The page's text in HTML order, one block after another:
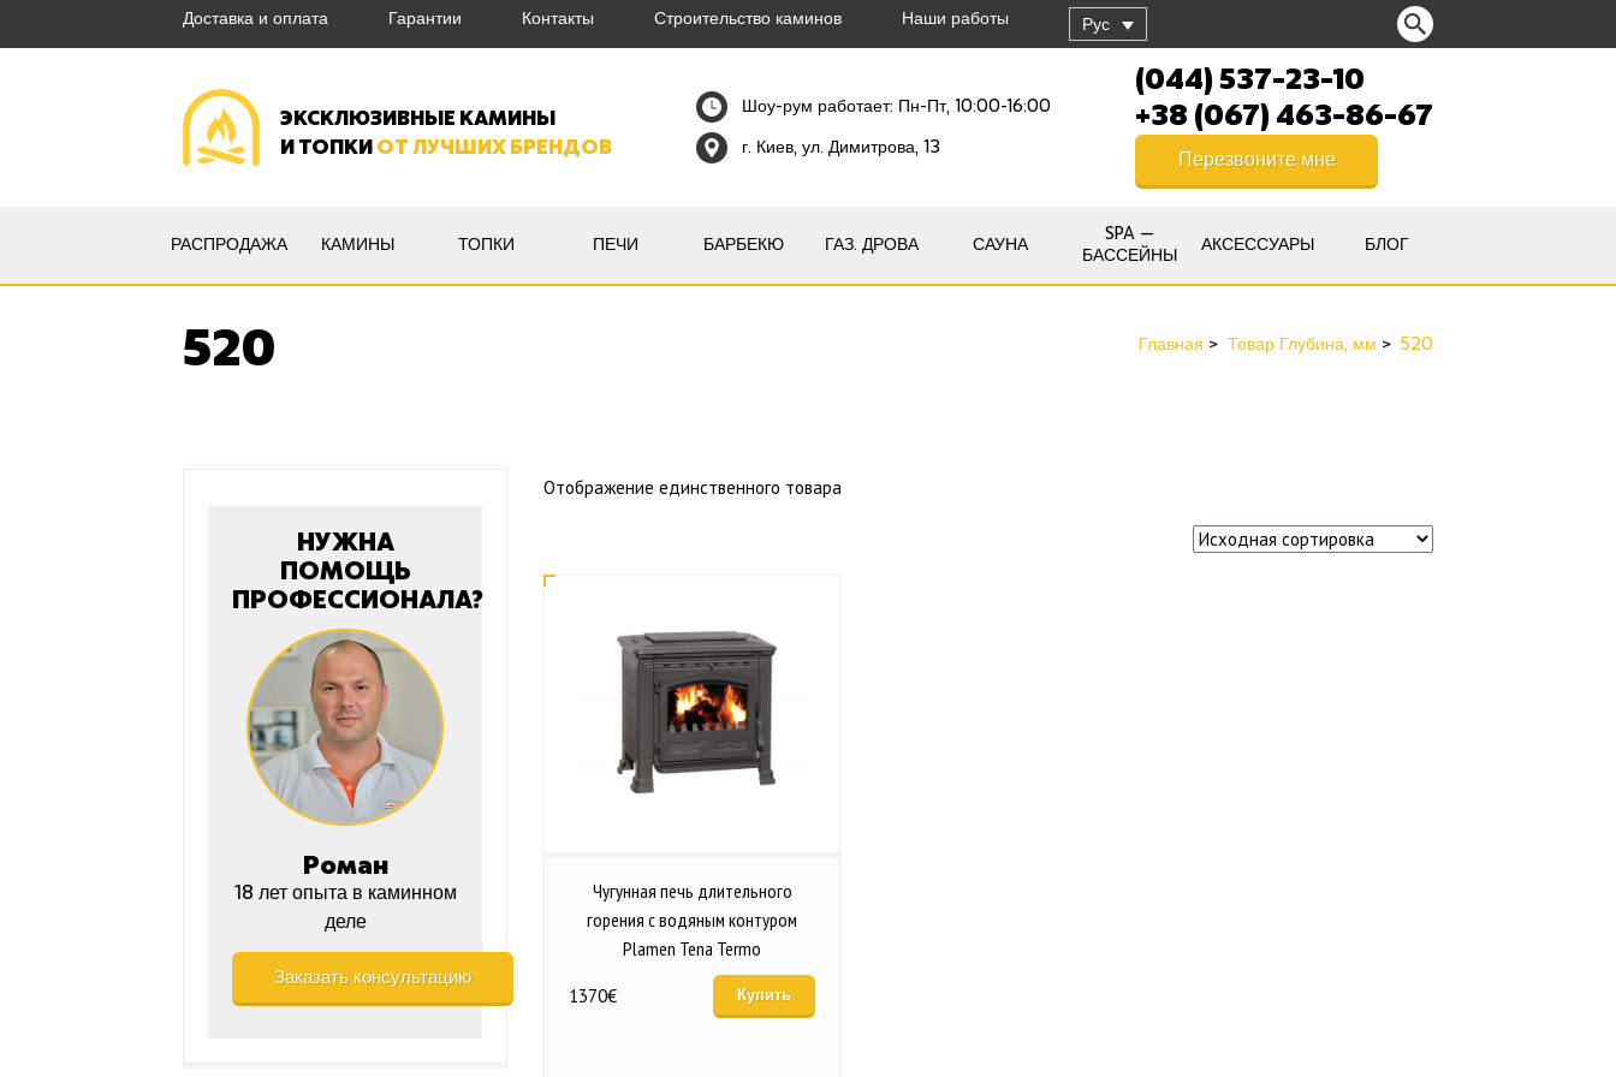
Доставка и оплата Гарантии Контакты Строительство каминов Наши работы Рус
ЭКСКЛЮЗИВНЫЕ КАМИНЫ
И ТОПКИОТ ЛУЧШИХ БРЕНДОВ
Шоу-рум работает: Пн-Пт, 10:00-16:00
г. Киев, ул. Димитрова, 13
(044) 537-23-10
+38 (067) 463-86-67
Перезвоните мне
РАСПРОДАЖА КАМИНЫ ТОПКИ ПЕЧИ БАРБЕКЮ ГАЗ. ДРОВА САУНА
SPA —
БАССЕЙНЫ
АКСЕССУАРЫ БЛОГ
520 Главная Товар Глубина, мм 520
Отображение единственного товара
Чугунная печь длительного
горения с водяным контуром
Plamen Tena Termo
1370€ Купить
НУЖНА
ПОМОЩЬ
ПРОФЕССИОНАЛА?
Роман
18 лет опыта в каминном
деле
Заказать консультацию